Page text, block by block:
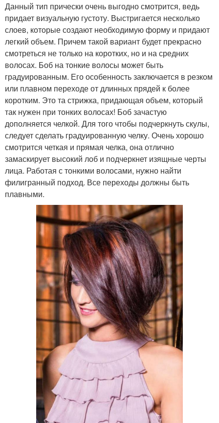
Данный тип прически очень выгодно смотрится, ведь
придает визуальную густоту. Выстригается несколько
слоев, которые создают необходимую форму и придают
легкий объем. Причем такой вариант будет прекрасно
смотреться не только на коротких, но и на средних
волосах. Боб на тонкие волосы может быть
градуированным. Его особенность заключается в резком
или плавном переходе от длинных прядей к более
коротким. Это та стрижка, придающая объем, который
так нужен при тонких волосах! Боб зачастую
дополняется челкой. Для того чтобы подчеркнуть скулы,
следует сделать градуированную челку. Очень хорошо
смотрится четкая и прямая челка, она отлично
замаскирует высокий лоб и подчеркнет изящные черты
лица. Работая с тонкими волосами, нужно найти
филигранный подход. Все переходы должны быть
плавными.